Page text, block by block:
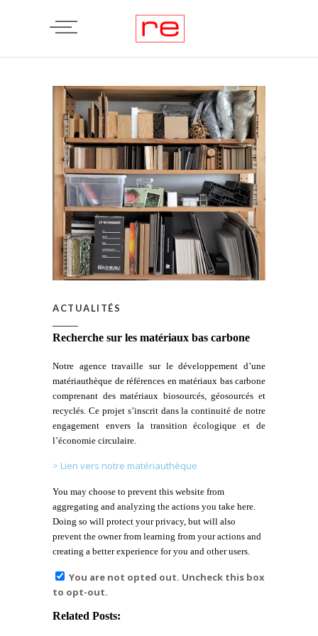
ACTUALITÉS
Recherche sur les matériaux bas carbone
Notre agence travaille sur le développement d’une
matériauthèque de références en matériaux bas carbone
comprenant des matériaux biosourcés, géosourcés et
recyclés. Ce projet s’inscrit dans la continuité de notre
engagement envers la transition écologique et de
l’économie circulaire.
> Lien vers notre matériauthèque
You may choose to prevent this website from
aggregating and analyzing the actions you take here.
Doing so will protect your privacy, but will also
prevent the owner from learning from your actions and
creating a better experience for you and other users.
You are not opted out. Uncheck this box
to opt-out.
Related Posts: